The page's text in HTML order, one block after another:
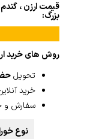
بزرگ:
روش های خرید
تحویل
خرید
سفارش و
نوع